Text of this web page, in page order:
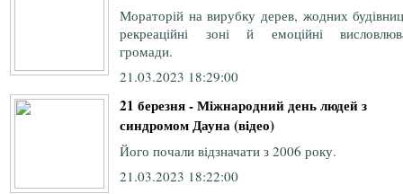
Мораторій на вирубку дерев, жодних
рекреаційні зоні й емоційні
громади.
21.03.2023 18:29:00
21 березня - Міжнародний день людей з
синдромом Дауна (відео)
Його почали відзначати з 2006 року.
21.03.2023 18:22:00